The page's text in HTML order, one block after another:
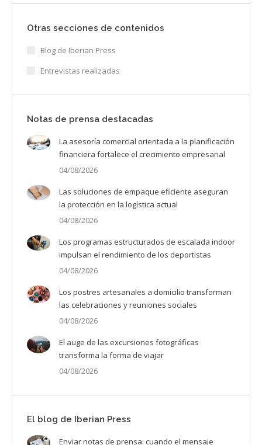
Otras secciones de contenidos
Blog de Iberian Press
Entrevistas realizadas
Notas de prensa destacadas
La asesoría comercial orientada a la planificación
financiera fortalece el crecimiento empresarial
04/08/2026
Las soluciones de empaque eficiente aseguran
la protección en la logística actual
04/08/2026
Los programas estructurados de escalada indoor
impulsan el rendimiento de los deportistas
04/08/2026
Los postres artesanales a domicilio transforman
las celebraciones y reuniones sociales
04/08/2026
El auge de las excursiones fotográficas
transforma la forma de viajar
04/08/2026
El blog de Iberian Press
Enviar notas de prensa: cuando el mensaje